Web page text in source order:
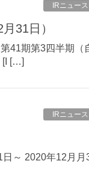
IRニュース
31日）
41期第3四半期（
[I […]
IRニュース
～ 2020年12月月